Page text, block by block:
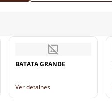
BATATA GRANDE
Ver detalhes